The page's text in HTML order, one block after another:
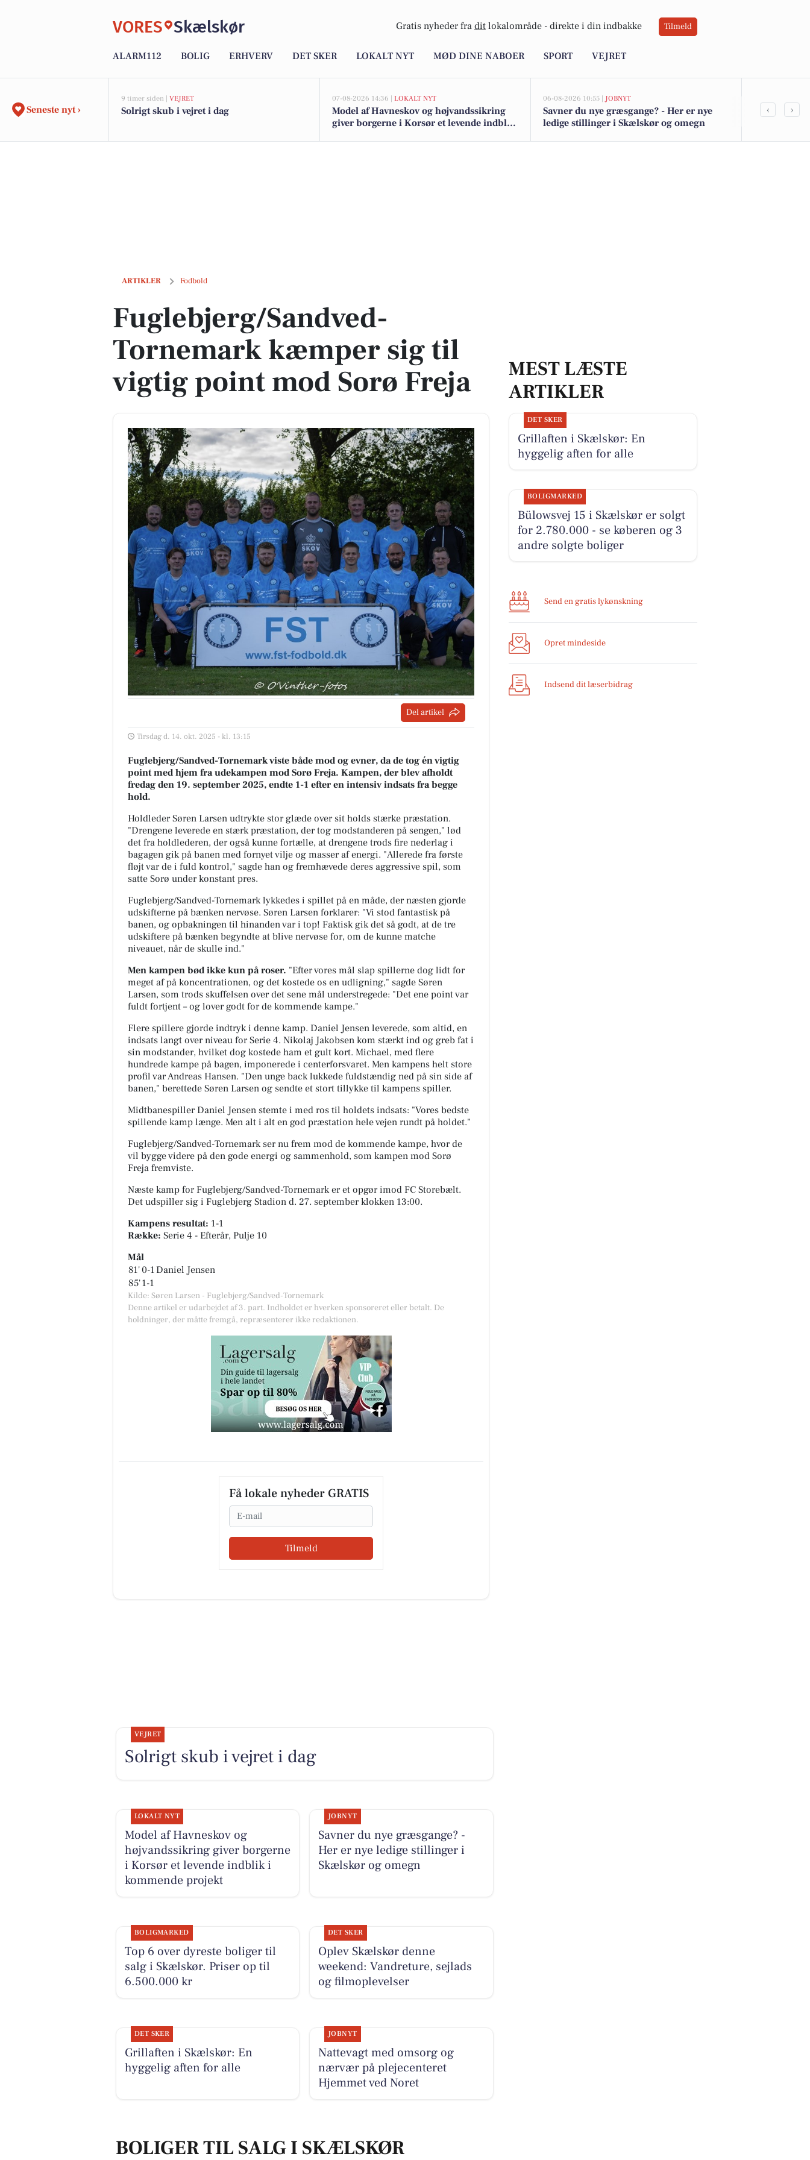
VORES Skælskør Gratis nyheder fra dit lokalområde - direkte i din indbakke Tilmeld
ALARM112 BOLIG ERHVERV DET SKER LOKALT NYT MØD DINE NABOER SPORT VEJRET
Seneste nyt ›
9 timer siden | VEJRET
Solrigt skub i vejret i dag
07-08-2026 14:36 | LOKALT NYT
Model af Havneskov og højvandssikring
giver borgerne i Korsør et levende indblik
06-08-2026 10:55 | JOBNYT
Savner du nye græsgange? - Her er nye
ledige stillinger i Skælskør og omegn
Top 6 over
‹ ›
ARTIKLER Fodbold
Fuglebjerg/Sandved-Tornemark kæmper sig til vigtig point mod Sorø Freja
Fuglebjerg/Sandved-
Tornemark kæmper sig til
vigtig point mod Sorø Freja
Del artikel
Tirsdag d. 14. okt. 2025 - kl. 13:15
Fuglebjerg/Sandved-Tornemark viste både mod og evner, da de tog én vigtig
point med hjem fra udekampen mod Sorø Freja. Kampen, der blev afholdt
fredag den 19. september 2025, endte 1-1 efter en intensiv indsats fra begge
hold.
Holdleder Søren Larsen udtrykte stor glæde over sit holds stærke præstation.
"Drengene leverede en stærk præstation, der tog modstanderen på sengen," lød
det fra holdlederen, der også kunne fortælle, at drengene trods fire nederlag i
bagagen gik på banen med fornyet vilje og masser af energi. "Allerede fra første
fløjt var de i fuld kontrol," sagde han og fremhævede deres aggressive spil, som
satte Sorø under konstant pres.
Fuglebjerg/Sandved-Tornemark lykkedes i spillet på en måde, der næsten gjorde
udskifterne på bænken nervøse. Søren Larsen forklarer: "Vi stod fantastisk på
banen, og opbakningen til hinanden var i top! Faktisk gik det så godt, at de tre
udskiftere på bænken begyndte at blive nervøse for, om de kunne matche
niveauet, når de skulle ind."
Men kampen bød ikke kun på roser. "Efter vores mål slap spillerne dog lidt for
meget af på koncentrationen, og det kostede os en udligning," sagde Søren
Larsen, som trods skuffelsen over det sene mål understregede: "Det ene point var
fuldt fortjent – og lover godt for de kommende kampe."
Flere spillere gjorde indtryk i denne kamp. Daniel Jensen leverede, som altid, en
indsats langt over niveau for Serie 4. Nikolaj Jakobsen kom stærkt ind og greb fat i
sin modstander, hvilket dog kostede ham et gult kort. Michael, med flere
hundrede kampe på bagen, imponerede i centerforsvaret. Men kampens helt store
profil var Andreas Hansen. "Den unge back lukkede fuldstændig ned på sin side af
banen," berettede Søren Larsen og sendte et stort tillykke til kampens spiller.
Midtbanespiller Daniel Jensen stemte i med ros til holdets indsats: "Vores bedste
spillende kamp længe. Men alt i alt en god præstation hele vejen rundt på holdet."
Fuglebjerg/Sandved-Tornemark ser nu frem mod de kommende kampe, hvor de
vil bygge videre på den gode energi og sammenhold, som kampen mod Sorø
Freja fremviste.
Næste kamp for Fuglebjerg/Sandved-Tornemark er et opgør imod FC Storebælt.
Det udspiller sig i Fuglebjerg Stadion d. 27. september klokken 13:00.
Kampens resultat: 1-1
Række: Serie 4 - Efterår, Pulje 10
Mål
81'0-1 Daniel Jensen
85'1-1
Kilde: Søren Larsen - Fuglebjerg/Sandved-Tornemark
Denne artikel er udarbejdet af 3. part. Indholdet er hverken sponsoreret eller betalt. De
holdninger, der måtte fremgå, repræsenterer ikke redaktionen.
Få lokale nyheder GRATIS
Email
Tilmeld
MEST LÆSTE
ARTIKLER
DET SKER
Grillaften i Skælskør: En
hyggelig aften for alle
BOLIGMARKED
Bülowsvej 15 i Skælskør er solgt
for 2.780.000 - se køberen og 3
andre solgte boliger
Send en gratis lykønskning
Opret mindeside
Indsend dit læserbidrag
VEJRET
Solrigt skub i vejret i dag
LOKALT NYT
Model af Havneskov og
højvandssikring giver borgerne
i Korsør et levende indblik i
kommende projekt
JOBNYT
Savner du nye græsgange? -
Her er nye ledige stillinger i
Skælskør og omegn
BOLIGMARKED
Top 6 over dyreste boliger til
salg i Skælskør. Priser op til
6.500.000 kr
DET SKER
Oplev Skælskør denne
weekend: Vandreture, sejlads
og filmoplevelser
DET SKER
Grillaften i Skælskør: En
hyggelig aften for alle
JOBNYT
Nattevagt med omsorg og
nærvær på plejecenteret
Hjemmet ved Noret
BOLIGER TIL SALG I SKÆLSKØR